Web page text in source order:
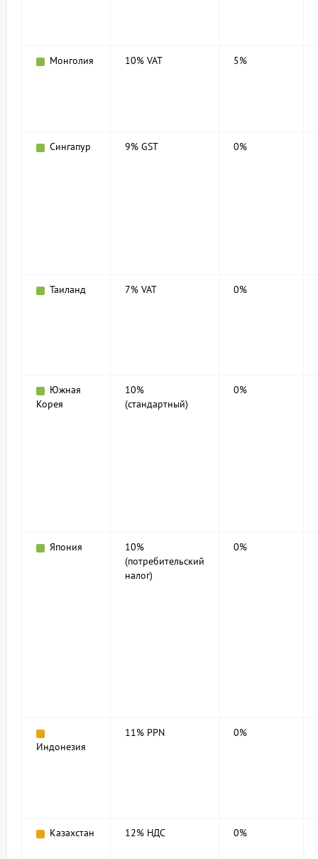
Монголия 10% VAT 5%
Сингапур 9% GST 0%
Таиланд 7% VAT 0%
Южная
Корея
10%
(стандартный)
0%
Япония
10%
(потребительский
налог)
0%
Индонезия
11% PPN 0%
Казахстан 12% НДС 0%